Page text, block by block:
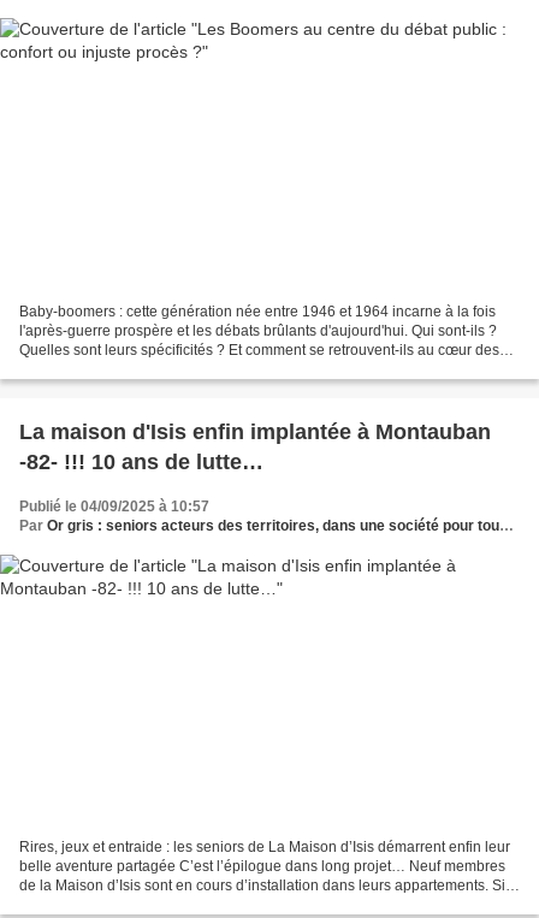
Baby-boomers : cette génération née entre 1946 et 1964 incarne à la fois
l'après-guerre prospère et les débats brûlants d'aujourd'hui. Qui sont-ils ?
Quelles sont leurs spécificités ? Et comment se retrouvent-ils au cœur des
La maison d'Isis enfin implantée à Montauban
-82- !!! 10 ans de lutte…
Publié le 04/09/2025 à 10:57
Par Or gris : seniors acteurs des territoires, dans une société pour tous les âges
Rires, jeux et entraide : les seniors de La Maison d’Isis démarrent enfin leur
belle aventure partagée C’est l’épilogue dans long projet… Neuf membres
de la Maison d’Isis sont en cours d’installation dans leurs appartements. Si